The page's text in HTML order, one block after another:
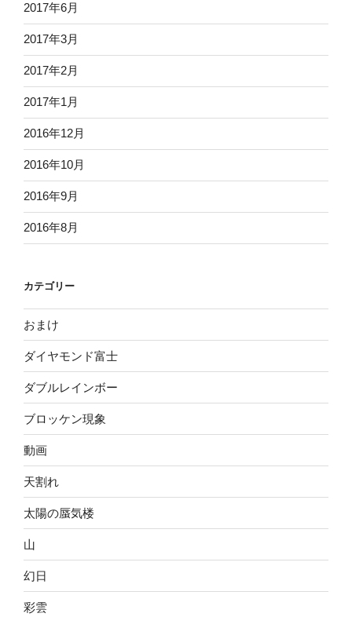
2017年6月
2017年3月
2017年2月
2017年1月
2016年12月
2016年10月
2016年9月
2016年8月
カテゴリー
おまけ
ダイヤモンド富士
ダブルレインボー
ブロッケン現象
動画
天割れ
太陽の蜃気楼
山
幻日
彩雲